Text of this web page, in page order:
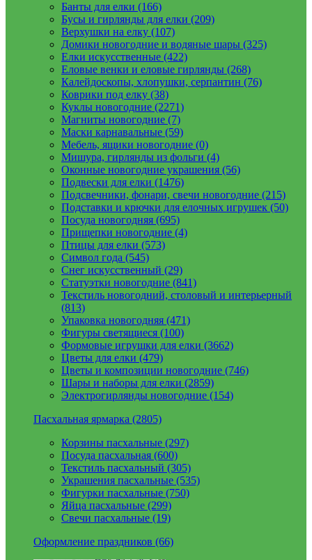
Банты для елки (166)
Бусы и гирлянды для елки (209)
Верхушки на елку (107)
Домики новогодние и водяные шары (325)
Елки искусственные (422)
Еловые венки и еловые гирлянды (268)
Калейдоскопы, хлопушки, серпантин (76)
Коврики под елку (38)
Куклы новогодние (2271)
Магниты новогодние (7)
Маски карнавальные (59)
Мебель, ящики новогодние (0)
Мишура, гирлянды из фольги (4)
Оконные новогодние украшения (56)
Подвески для елки (1476)
Подсвечники, фонари, свечи новогодние (215)
Подставки и крючки для елочных игрушек (50)
Посуда новогодняя (695)
Прищепки новогодние (4)
Птицы для елки (573)
Символ года (545)
Снег искусственный (29)
Статуэтки новогодние (841)
Текстиль новогодний, столовый и интерьерный
(813)
Упаковка новогодняя (471)
Фигуры светящиеся (100)
Формовые игрушки для елки (3662)
Цветы для елки (479)
Цветы и композиции новогодние (746)
Шары и наборы для елки (2859)
Электрогирлянды новогодние (154)
Пасхальная ярмарка (2805)
Корзины пасхальные (297)
Посуда пасхальная (600)
Текстиль пасхальный (305)
Украшения пасхальные (535)
Фигурки пасхальные (750)
Яйца пасхальные (299)
Свечи пасхальные (19)
Оформление праздников (66)